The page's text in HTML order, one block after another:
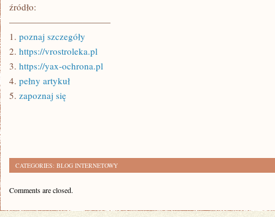
źródło:
———————————
1. poznaj szczegóły
2. https://vrostroleka.pl
3. https://yax-ochrona.pl
4. pełny artykuł
5. zapoznaj się
CATEGORIES: BLOG INTERNETOWY
Comments are closed.